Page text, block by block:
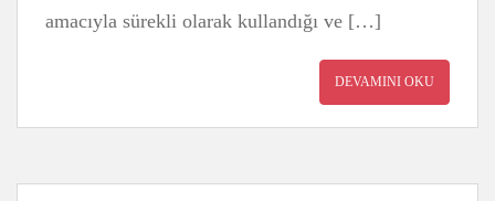
amacıyla sürekli olarak kullandığı ve […]
DEVAMINI OKU